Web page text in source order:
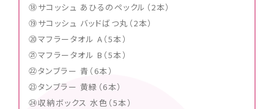
⑱サコッシュ あひるのペックル（2本）
⑲サコッシュ バッドばつ丸（2本）
⑳マフラータオル A（5本）
㉑マフラータオル B（5本）
㉒タンブラー 青（6本）
㉓タンブラー 黄緑（6本）
㉔収納ボックス 水色（5本）